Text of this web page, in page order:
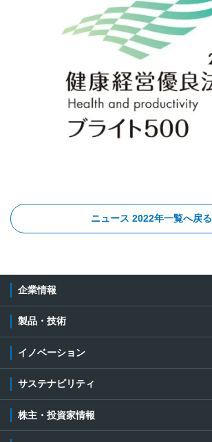
ニュース 2022年一覧へ戻る
企業情報
製品・技術
イノベーション
サステナビリティ
株主・投資家情報